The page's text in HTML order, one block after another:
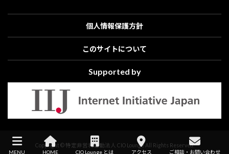
個人情報保護方針
このサイトについて
Supported by
Copyright © 特定非営利活動法人 CIO Lounge All Rights Reserved.
MENU
HOME CIO Lounge とは アクセス ご相談・お問い合わせ